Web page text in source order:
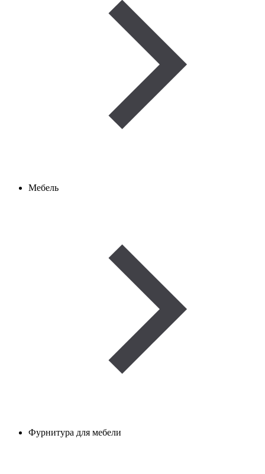
Мебель
Фурнитура для мебели